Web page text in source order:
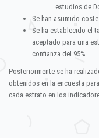
estudios de
Se han asumido
Se ha establecido el
aceptado para una
confianza del 95%
Posteriormente se ha
obtenidos en la encuesta
cada estrato en los